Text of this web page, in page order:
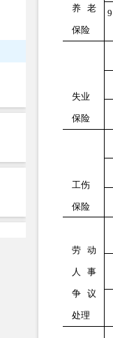
养老
保险
9
失业
保险
工伤
保险
劳动
人事
争议
处理